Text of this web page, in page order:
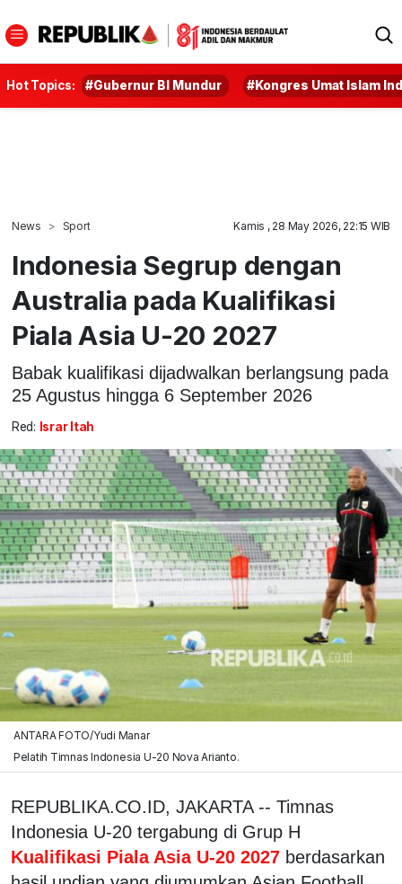
Hot Topics: #Gubernur BI Mundur #Kongres Umat Islam
News Sport Kamis , 28 May 2026, 22:15 WIB
Indonesia Segrup dengan
Australia pada Kualifikasi
Piala Asia U-20 2027
Babak kualifikasi dijadwalkan berlangsung pada
25 Agustus hingga 6 September 2026
Red: Israr Itah
ANTARA FOTO/Yudi Manar
Pelatih Timnas Indonesia U-20 Nova Arianto.
REPUBLIKA.CO.ID, JAKARTA -- Timnas
Indonesia U-20 tergabung di Grup H
Kualifikasi Piala Asia U-20 2027 berdasarkan